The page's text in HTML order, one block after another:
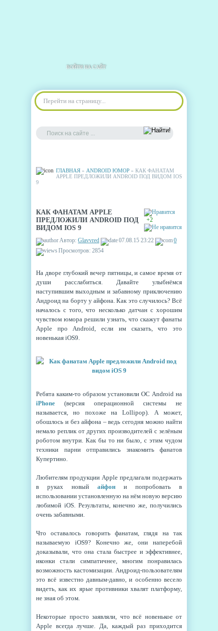
ВОЙТИ НА САЙТ
Перейти на страницу...
ГЛАВНАЯ » ANDROID ЮМОР » КАК ФАНАТАМ
APPLE ПРЕДЛОЖИЛИ ANDROID ПОД ВИДОМ IOS
9
+2
КАК ФАНАТАМ APPLE
ПРЕДЛОЖИЛИ ANDROID ПОД
ВИДОМ IOS 9
Автор: Glavvred 07.08.15 23:22
0
Просмотров: 2854
На дворе глубокий вечер пятницы, и самое время от
души расслабиться. Давайте улыбнёмся
наступившим выходным и забавному приключению
Андроид на борту у айфона. Как это случилось? Всё
началось с того, что несколько датчан с хорошим
чувством юмора решили узнать, что скажут фанаты
Apple про Android, если им сказать, что это
новенькая iOS9.
Ребята каким-то образом установили ОС Android на
iPhone (версия операционной системы не
называется, но похоже на Lollipop). А может,
обошлось и без айфона – ведь сегодня можно найти
немало реплик от других производителей с зелёным
роботом внутри. Как бы то ни было, с этим чудом
техники парни отправились знакомить фанатов
Купертино.
Любителям продукции Apple предлагали подержать
в руках новый айфон и попробовать в
использовании установленную на нём новую версию
любимой iOS. Результаты, конечно же, получились
очень забавными.
Что оставалось говорить фанатам, глядя на так
называемую iOS9? Конечно же, они наперебой
доказывали, что она стала быстрее и эффективнее,
иконки стали симпатичнее, многим понравилась
возможность кастомизации. Андроид-пользователям
это всё известно давным-давно, и особенно весело
видеть, как их ярые противники хвалят платформу,
не зная об этом.
Некоторые просто заявляли, что всё новенькое от
Apple всегда лучше. Да, каждый раз приходится